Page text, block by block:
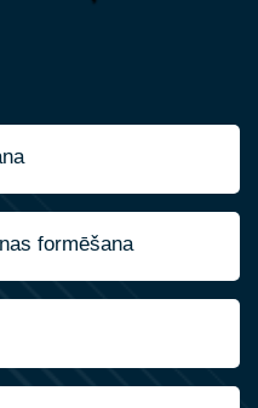
formēšana